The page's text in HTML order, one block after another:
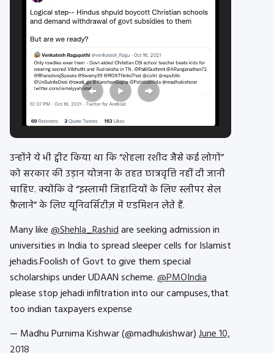
उन्होंने ये भी ट्वीट किया था कि “शेहला रशीद जैसे कई लोगों”
को सरकार की उड़ान योजना के तहत छात्रवृत्ति नहीं दी जानी
चाहिए. क्योंकि वे “इस्लामी जिहादियों के लिए स्लीपर सेल
फ़ैलाने” के लिए यूनिवर्सिटीज़ में एडमिशन लेते हैं.
Many like@Shehla_Rashidare seeking admission in
universities in India to spread sleeper cells for Islamist
jehadis.Foolish of Govt to give them special
scholarships under UDAAN scheme.@PMOIndia
please stop jehadi infiltration into our campuses,that
too indian taxpayers expense
— Madhu Purnima Kishwar (@madhukishwar)June 10,
2018